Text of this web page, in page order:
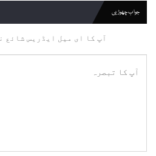
جواب چھوڑیں
آپ کا ای میل ایڈریس شائع